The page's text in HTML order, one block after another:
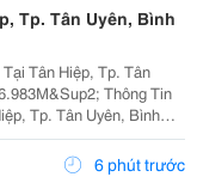
Tp. Tân Uyên, Bình
Thông Tin
Tp. Tân Uyên, Bình
Loại Đất:
Skc (Đất Sản Xuất Kinh Doanh) Diện Tích Sử...6 phút trước